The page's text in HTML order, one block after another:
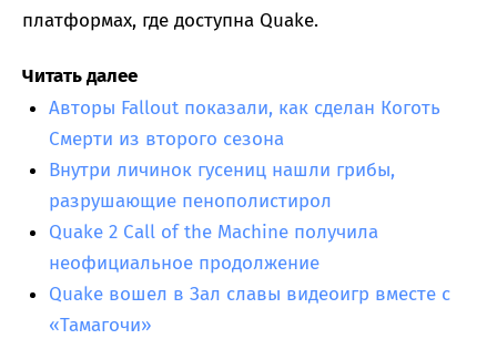
платформах, где доступна Quake.
Читать далее
Авторы Fallout показали, как сделан Коготь
Смерти из второго сезона
Внутри личинок гусениц нашли грибы,
разрушающие пенополистирол
Quake 2 Call of the Machine получила
неофициальное продолжение
Quake вошел в Зал славы видеоигр вместе с
«Тамагочи»